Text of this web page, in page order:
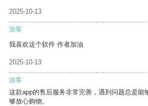
2025-10-13
游客
我喜欢这个软件 作者加油
2025-10-13
游客
这款app的售后服务非常完善，遇到问题总是能
够放心购物。